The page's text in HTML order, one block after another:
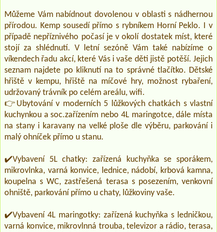
Můžeme Vám nabídnout dovolenou v oblasti s nádhernou
přírodou. Kemp sousedí přímo s rybníkem Horní Peklo. I v
případě nepříznivého počasí je v okolí dostatek míst, které
stojí za shlédnutí. V letní sezóně Vám také nabízíme o
víkendech řadu akcí, které Vás i vaše děti jistě potěší. Jejich
seznam najdete po kliknutí na to správné tlačítko. Dětské
hřiště v kempu, hřiště na míčové hry, možnost rybaření,
udržovaný trávník po celém areálu, wifi.
👉Ubytování v moderních 5 lůžkových chatkách s vlastní
kuchynkou a soc.zařízením nebo 4L maringotce, dále místa
na stany i karavany na velké ploše dle výběru, parkování i
malý ohníček přímo u stanu.
✔️Vybavení 5L chatky: zařízená kuchyňka se sporákem,
mikrovlnka, varná konvice, lednice, nádobí, krbová kamna,
koupelna s WC, zastřešená terasa s posezením, venkovní
ohniště, parkování přímo u chaty, lůžkoviny vaše.
✔️Vybavení 4L maringotky: zařízená kuchyňka s ledničkou,
varná konvice, mikrovlnná trouba, televizor a rádio, terasa,